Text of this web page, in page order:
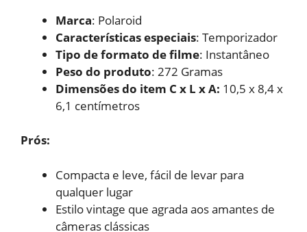
Marca: Polaroid
Características especiais: Temporizador
Tipo de formato de filme: Instantâneo
Peso do produto: 272 Gramas
Dimensões do item C x L x A: 10,5 x 8,4 x
6,1 centímetros
Prós:
Compacta e leve, fácil de levar para
qualquer lugar
Estilo vintage que agrada aosamantes de
câmeras clássicas